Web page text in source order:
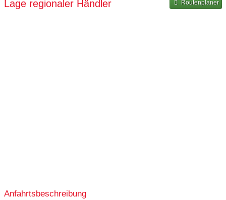
Lage regionaler Händler Routenplaner
Anfahrtsbeschreibung